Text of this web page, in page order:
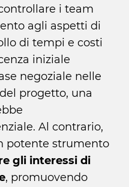
i team
agli aspetti di
di tempi e costi
iniziale
negoziale nelle
progetto, una
Al contrario,
potente strumento
gli interessi di
, promuovendo